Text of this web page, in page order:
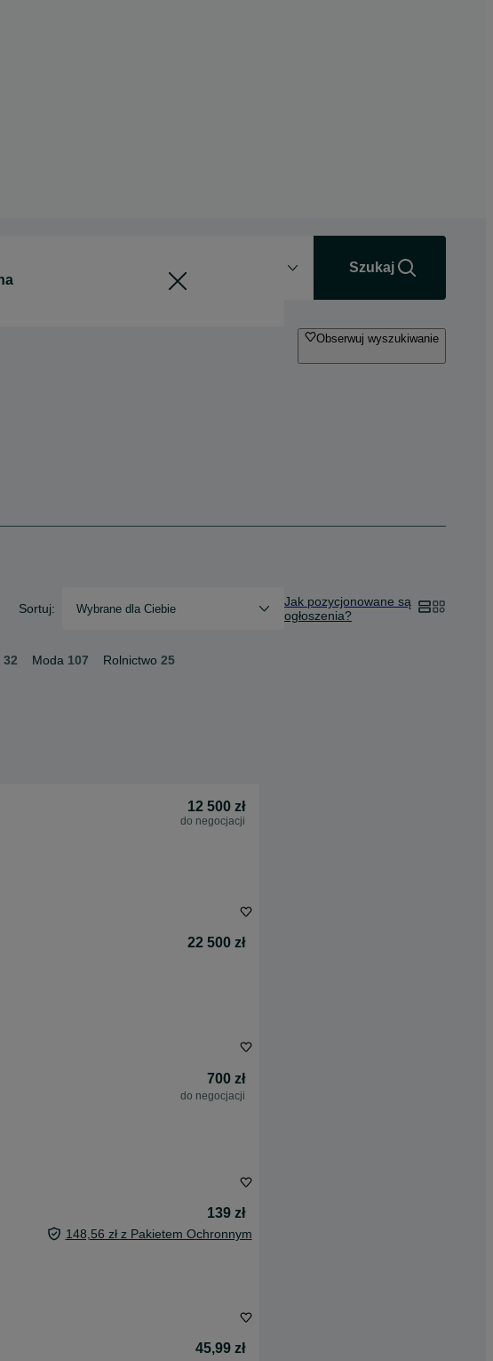
Szukaj
Obserwuj wyszukiwanie
Sortuj: Wybrane dla Ciebie
Jak pozycjonowane są
ogłoszenia?
32 Moda 107 Rolnictwo 25
12 500 zł
do negocjacji
22 500 zł
700 zł
do negocjacji
139 zł
148,56 zł z Pakietem Ochronnym
45,99 zł